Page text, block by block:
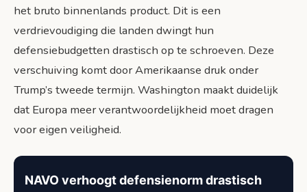
het bruto binnenlands product. Dit is een
verdrievoudiging die landen dwingt hun
defensiebudgetten drastisch op te schroeven. Deze
verschuiving komt door Amerikaanse druk onder
Trump’s tweede termijn. Washington maakt duidelijk
dat Europa meer verantwoordelijkheid moet dragen
voor eigen veiligheid.
NAVO verhoogt defensienorm drastisch